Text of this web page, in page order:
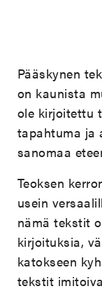
Pääskynen
on kaunista
ole kirjoitettu
tapahtuma ja
sanomaa
Teoksen
usein
nämä tekstit
kirjoituksia,
katokseen
tekstit